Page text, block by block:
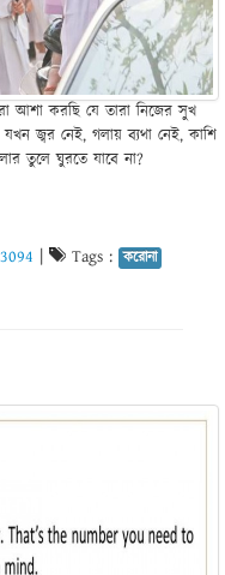
আশা করছি যে তারা নিজের সুখ
যখন জ্বর নেই, গলায় ব্যথা নেই, কাশি
তুলে ঘুরতে যাবে না?
3094 | Tags : করোনা